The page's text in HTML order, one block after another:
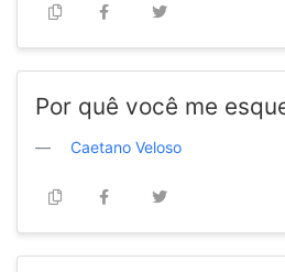
Por quê você me
Caetano Veloso